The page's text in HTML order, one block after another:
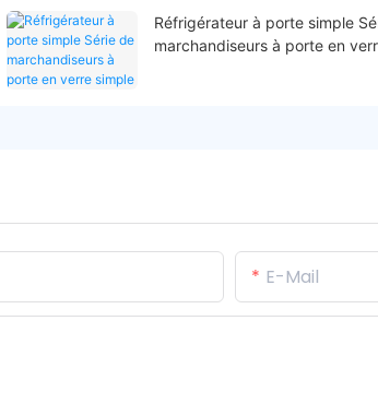
Réfrigérateur à porte simple
marchandiseurs à porte en
E-Mail